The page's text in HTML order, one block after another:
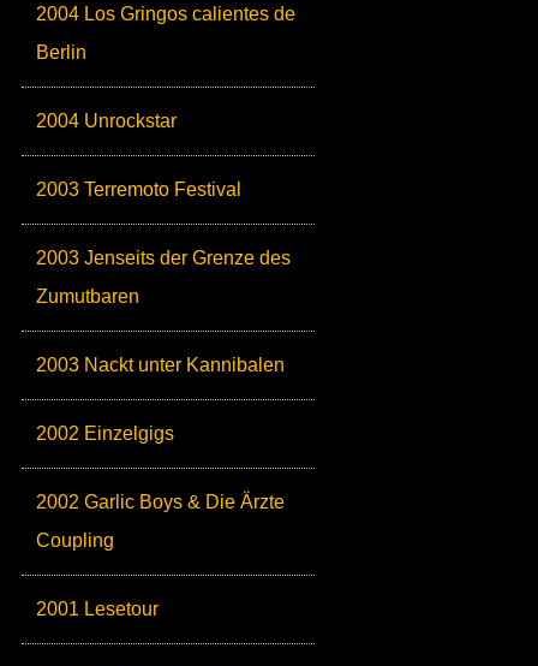
2004 Los Gringos calientes de
Berlin
2004 Unrockstar
2003 Terremoto Festival
2003 Jenseits der Grenze des
Zumutbaren
2003 Nackt unter Kannibalen
2002 Einzelgigs
2002 Garlic Boys & Die Ärzte
Coupling
2001 Lesetour